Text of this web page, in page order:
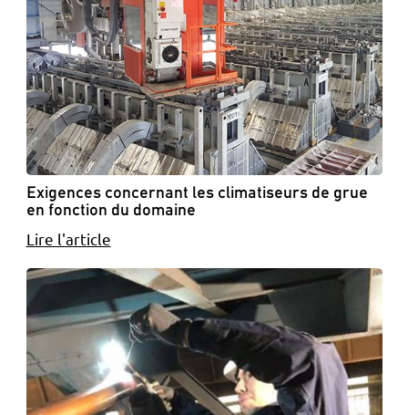
Exigences concernant les climatiseurs de grue
en fonction du domaine
Lire l'article